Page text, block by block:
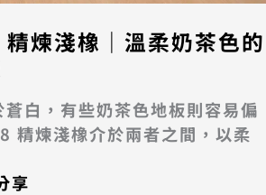
煉淺橡｜溫柔奶茶色的
白，有些奶茶色地板則容易偏
煉淺橡介於兩者之間，以柔
享